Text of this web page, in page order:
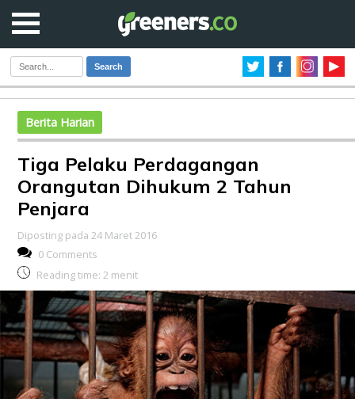
Search
Berita Harian
Tiga Pelaku Perdagangan
Orangutan Dihukum 2 Tahun
Penjara
Diposting pada 24 Maret 2016
0 Comments
Reading time: 2 menit